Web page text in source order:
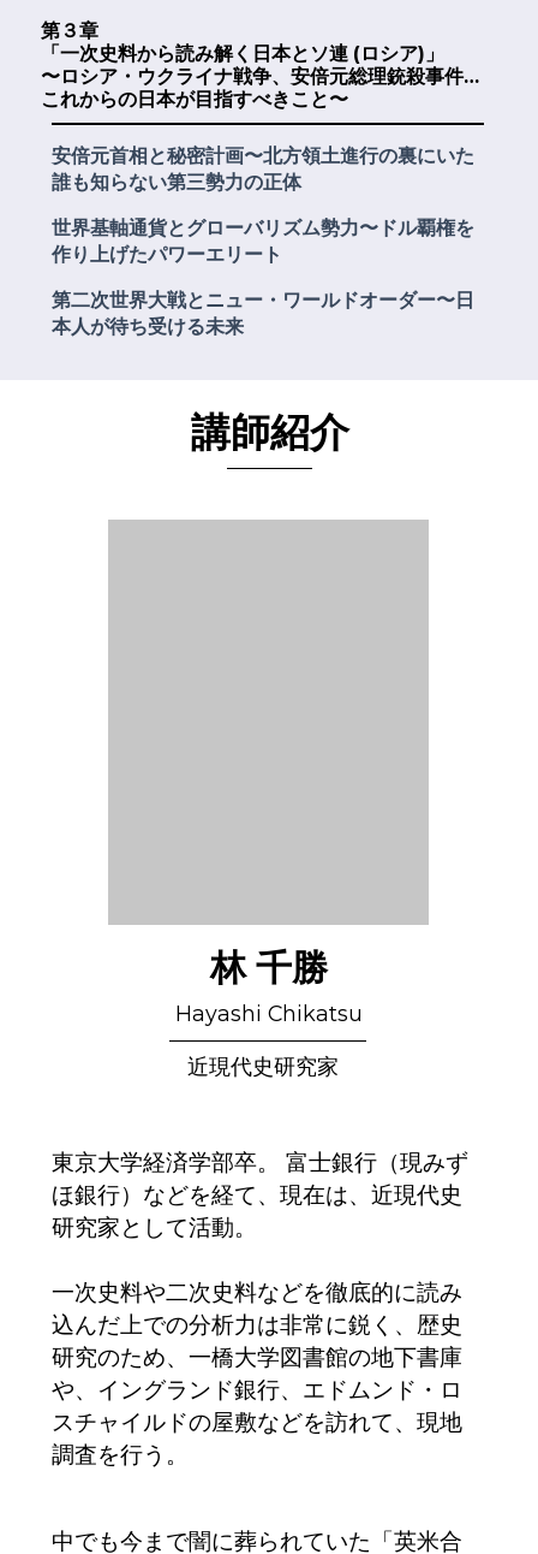
第３章
「一次史料から読み解く日本とソ連 (ロシア)」
〜ロシア・ウクライナ戦争、安倍元総理銃殺事件…
これからの日本が目指すべきこと〜
安倍元首相と秘密計画〜北方領土進行の裏にいた
誰も知らない第三勢力の正体
世界基軸通貨とグローバリズム勢力〜ドル覇権を
作り上げたパワーエリート
第二次世界大戦とニュー・ワールドオーダー〜日
本人が待ち受ける未来
講師紹介
東京大学経済学部卒。 富士銀行（現みず
ほ銀行）などを経て、現在は、近現代史
研究家として活動。
一次史料や二次史料などを徹底的に読み
込んだ上での分析力は非常に鋭く、歴史
研究のため、一橋大学図書館の地下書庫
や、イングランド銀行、エドムンド・ロ
スチャイルドの屋敷などを訪れて、現地
調査を行う。
中でも今まで闇に葬られていた「英米合
林 千勝
Hayashi Chikatsu
近現代史研究家